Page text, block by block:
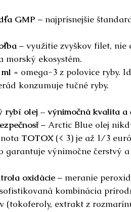
GMP – najprísnejšie
– využitie zvyškov filet, nie
morský ekosystém.
= omega-3 z polovice ryby.
konzumuje tučné ryby.
rybí olej – výnimočná kvalita a
– Arctic Blue olej
TOTOX(< 3) je až 1/3
garantuje výnimočne čerstvý a
oxidácie – meranie
kombinácia
(tokoferoly, extrakt z